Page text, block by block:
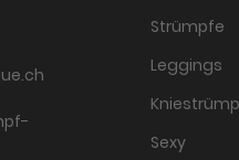
Strümpfe
Leggings
Sexy